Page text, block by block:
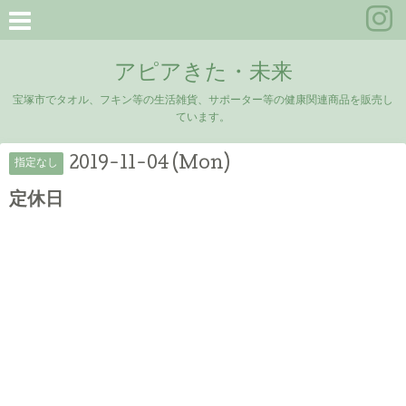
アピアきた・未来
宝塚市でタオル、フキン等の生活雑貨、サポーター等の健康関連商品を販売し
ています。
指定なし 2019-11-04 (Mon)
定休日